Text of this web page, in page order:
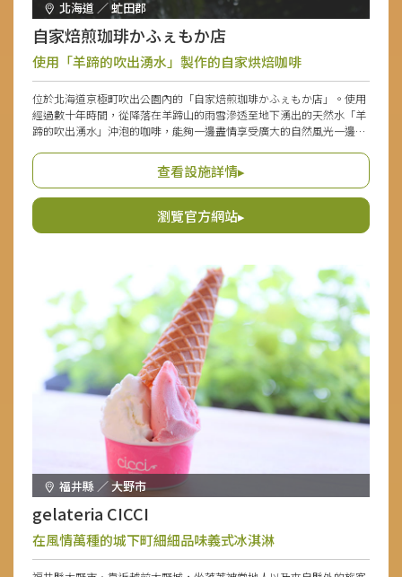
北海道 ／ 虻田郡
自家焙煎珈琲かふぇもか店
使用「羊蹄的吹出湧水」製作的自家烘焙咖啡
位於北海道京極町吹出公園內的「自家焙煎珈琲かふぇもか店」。使用
經過數十年時間，從降落在羊蹄山的雨雪滲透至地下湧出的天然水「羊
蹄的吹出湧水」沖泡的咖啡，能夠一邊盡情享受廣大的自然風光一邊品
引出甘味烘焙的咖啡，以濾布手沖方式仔細沖泡。晴朗的日子，可在露
臺座位一邊欣賞被稱為「蝦夷富士」的羊蹄山，一邊享受香氣濃郁的咖
啡。
查看設施詳情▸
瀏覽官方網站▸
福井縣 ／ 大野市
gelateria CICCI
在風情萬種的城下町細細品味義式冰淇淋